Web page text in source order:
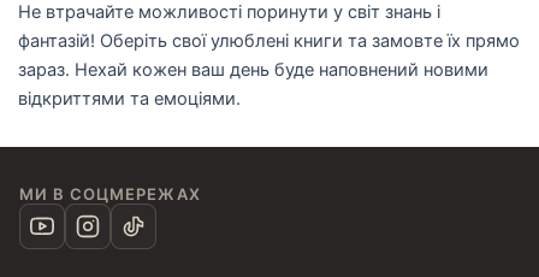
Не втрачайте можливості поринути у світ знань і
фантазій! Оберіть свої улюблені книги та замовте їх прямо
зараз. Нехай кожен ваш день буде наповнений новими
відкриттями та емоціями.
МИ В СОЦМЕРЕЖАХ